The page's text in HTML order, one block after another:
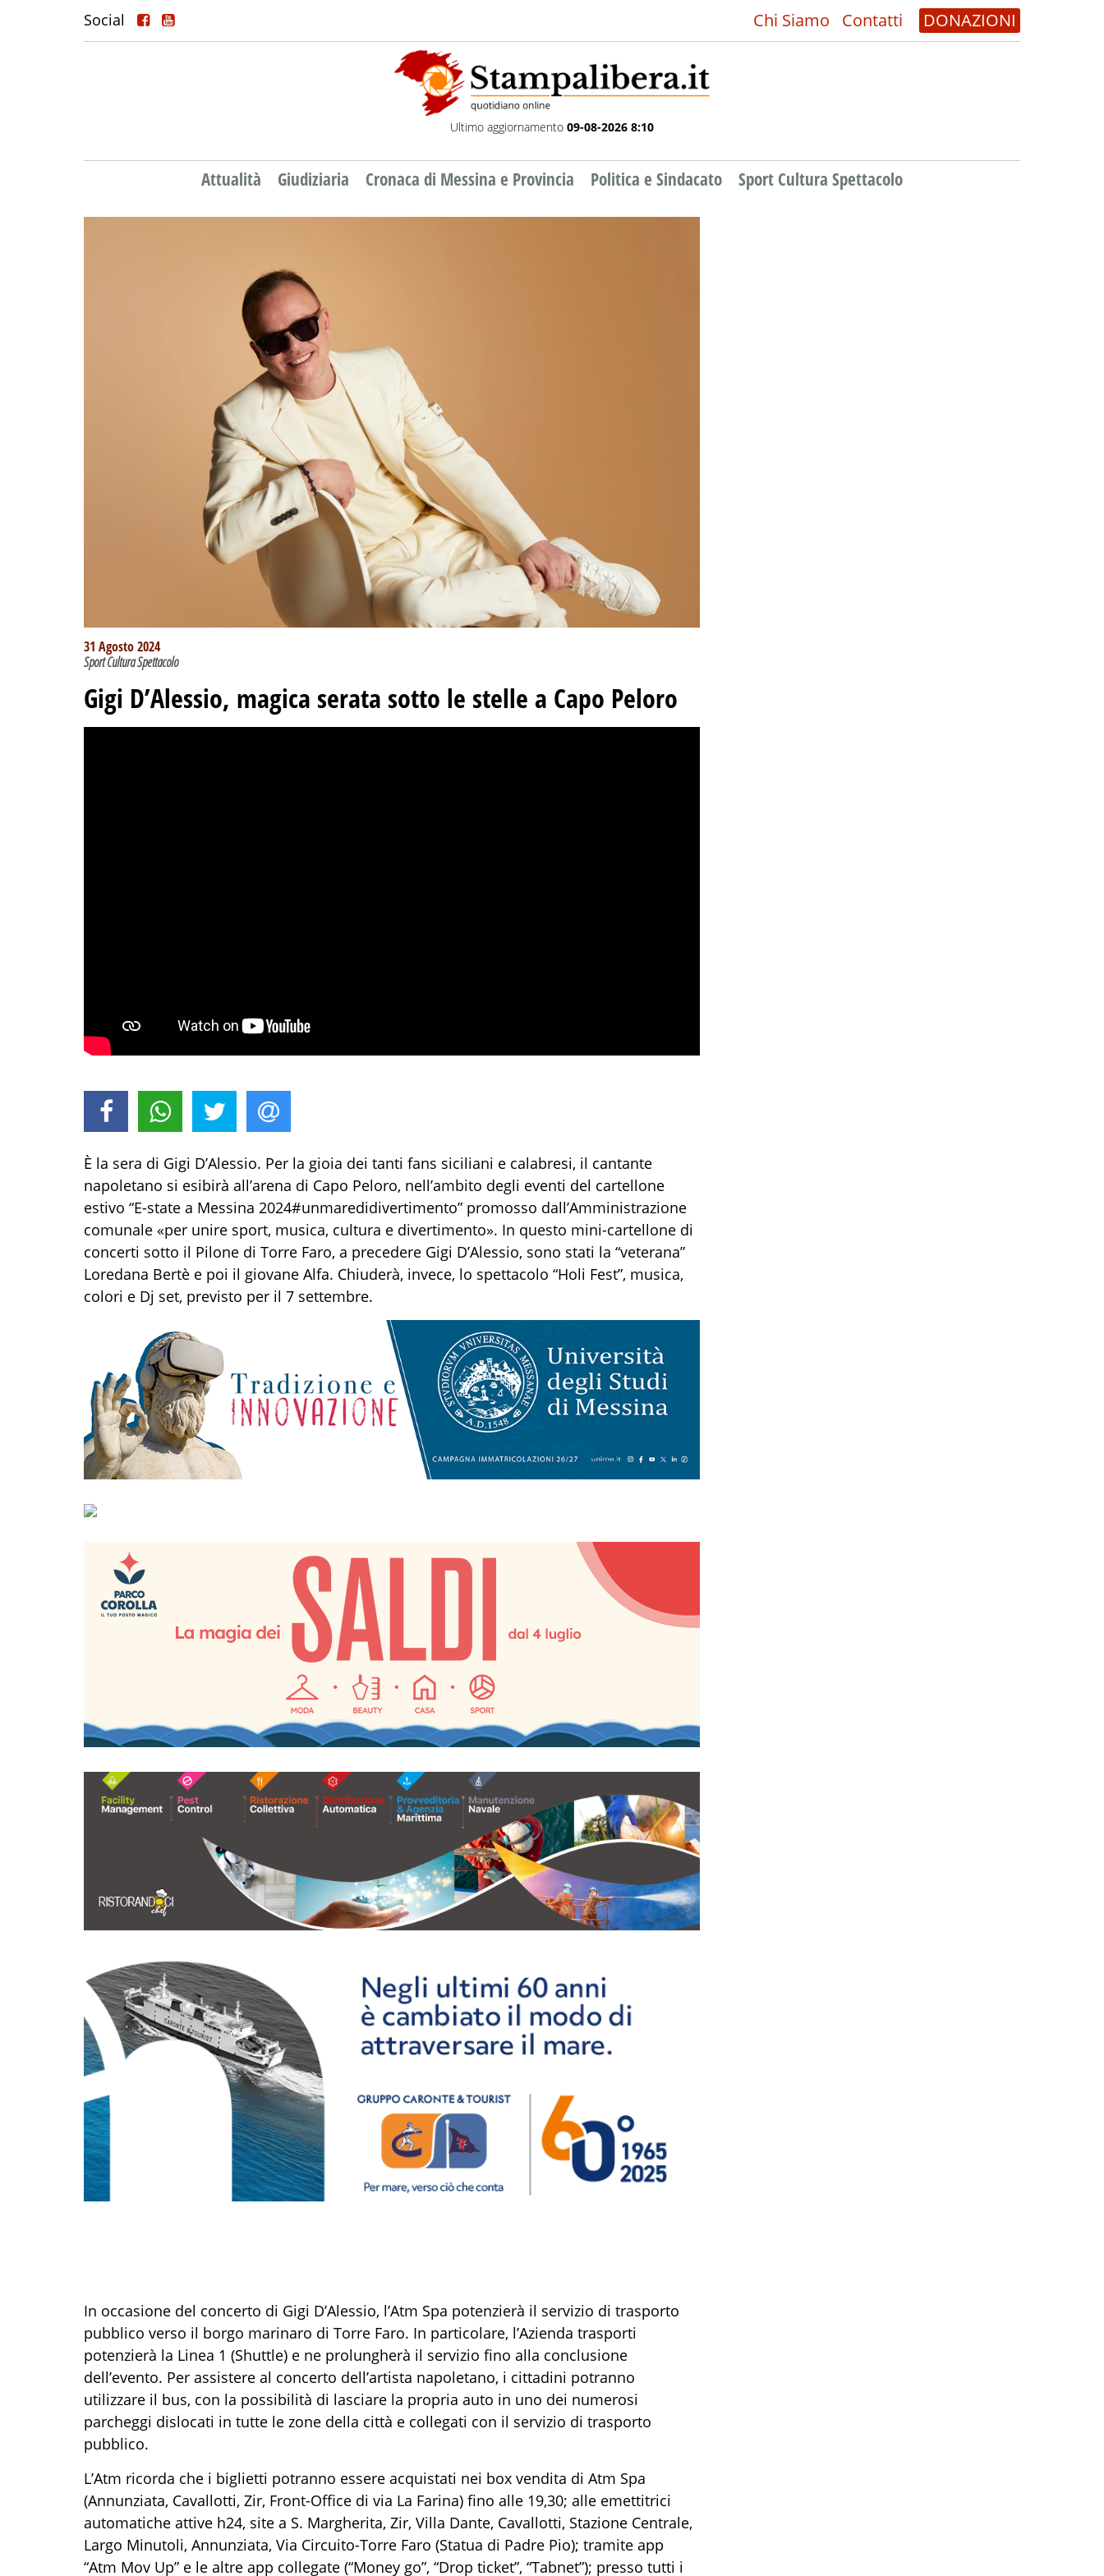
Social Chi Siamo Contatti DONAZIONI
Ultimo aggiornamento 09-08-2026 8:10
Attualità Giudiziaria Cronaca di Messina e Provincia Politica e Sindacato Sport Cultura Spettacolo
31 Agosto 2024
Sport Cultura Spettacolo
Gigi D’Alessio, magica serata sotto le stelle a Capo Peloro
È la sera di Gigi D’Alessio. Per la gioia dei tanti fans siciliani e calabresi, il cantante
napoletano si esibirà all’arena di Capo Peloro, nell’ambito degli eventi del cartellone
estivo “E-state a Messina 2024#unmaredidivertimento” promosso dall’Amministrazione
comunale «per unire sport, musica, cultura e divertimento». In questo mini-cartellone di
concerti sotto il Pilone di Torre Faro, a precedere Gigi D’Alessio, sono stati la “veterana”
Loredana Bertè e poi il giovane Alfa. Chiuderà, invece, lo spettacolo “Holi Fest”, musica,
colori e Dj set, previsto per il 7 settembre.
In occasione del concerto di Gigi D’Alessio, l’Atm Spa potenzierà il servizio di trasporto
pubblico verso il borgo marinaro di Torre Faro. In particolare, l’Azienda trasporti
potenzierà la Linea 1 (Shuttle) e ne prolungherà il servizio fino alla conclusione
dell’evento. Per assistere al concerto dell’artista napoletano, i cittadini potranno
utilizzare il bus, con la possibilità di lasciare la propria auto in uno dei numerosi
parcheggi dislocati in tutte le zone della città e collegati con il servizio di trasporto
pubblico.
L’Atm ricorda che i biglietti potranno essere acquistati nei box vendita di Atm Spa
(Annunziata, Cavallotti, Zir, Front-Office di via La Farina) fino alle 19,30; alle emettitrici
automatiche attive h24, site a S. Margherita, Zir, Villa Dante, Cavallotti, Stazione Centrale,
Largo Minutoli, Annunziata, Via Circuito-Torre Faro (Statua di Padre Pio); tramite app
“Atm Mov Up” e le altre app collegate (“Money go”, “Drop ticket”, “Tabnet”); presso tutti i